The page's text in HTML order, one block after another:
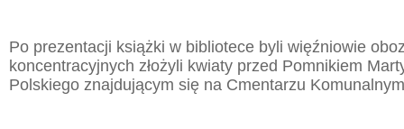
Po prezentacji książki w bibliotece byli więźniowie
koncentracyjnych złożyli kwiaty przed Pomnikiem
Polskiego znajdującym się na Cmentarzu Komunalnym